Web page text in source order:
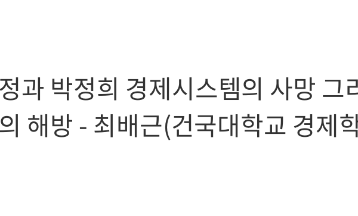
과 박정희 경제시스템의 사망 그
해방 - 최배근(건국대학교 경제